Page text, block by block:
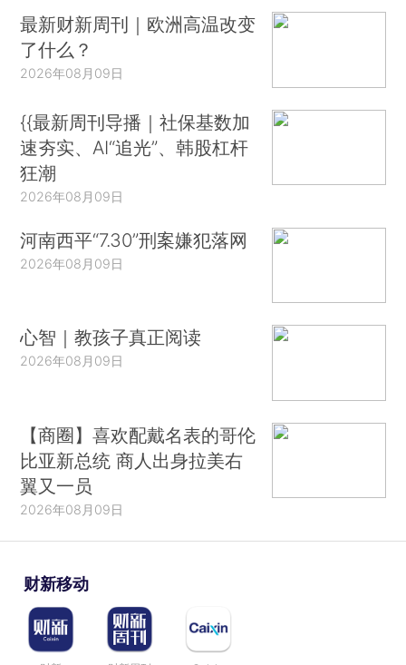
最新财新周刊｜欧洲高温改变
了什么？
2026年08月09日
{{最新周刊导播｜社保基数加
速夯实、AI“追光”、韩股杠杆
狂潮
2026年08月09日
河南西平“7.30”刑案嫌犯落网
2026年08月09日
心智｜教孩子真正阅读
2026年08月09日
【商圈】喜欢配戴名表的哥伦
比亚新总统 商人出身拉美右
翼又一员
2026年08月09日
财新移动